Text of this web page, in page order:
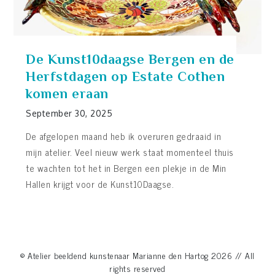
De Kunst10daagse Bergen en de
Herfstdagen op Estate Cothen
komen eraan
September 30, 2025
De afgelopen maand heb ik overuren gedraaid in
mijn atelier. Veel nieuw werk staat momenteel thuis
te wachten tot het in Bergen een plekje in de Min
Hallen krijgt voor de Kunst10Daagse.
© Atelier beeldend kunstenaar Marianne den Hartog 2026 // All
rights reserved